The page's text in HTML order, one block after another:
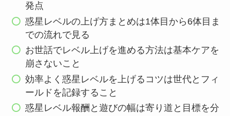
発点
惑星レベルの上げ方まとめは1体目から6体目ま
での流れで見る
お世話でレベル上げを進める方法は基本ケアを
崩さないこと
効率よく惑星レベルを上げるコツは世代とフィ
ールドを記録すること
惑星レベル報酬と遊びの幅は寄り道と目標を分